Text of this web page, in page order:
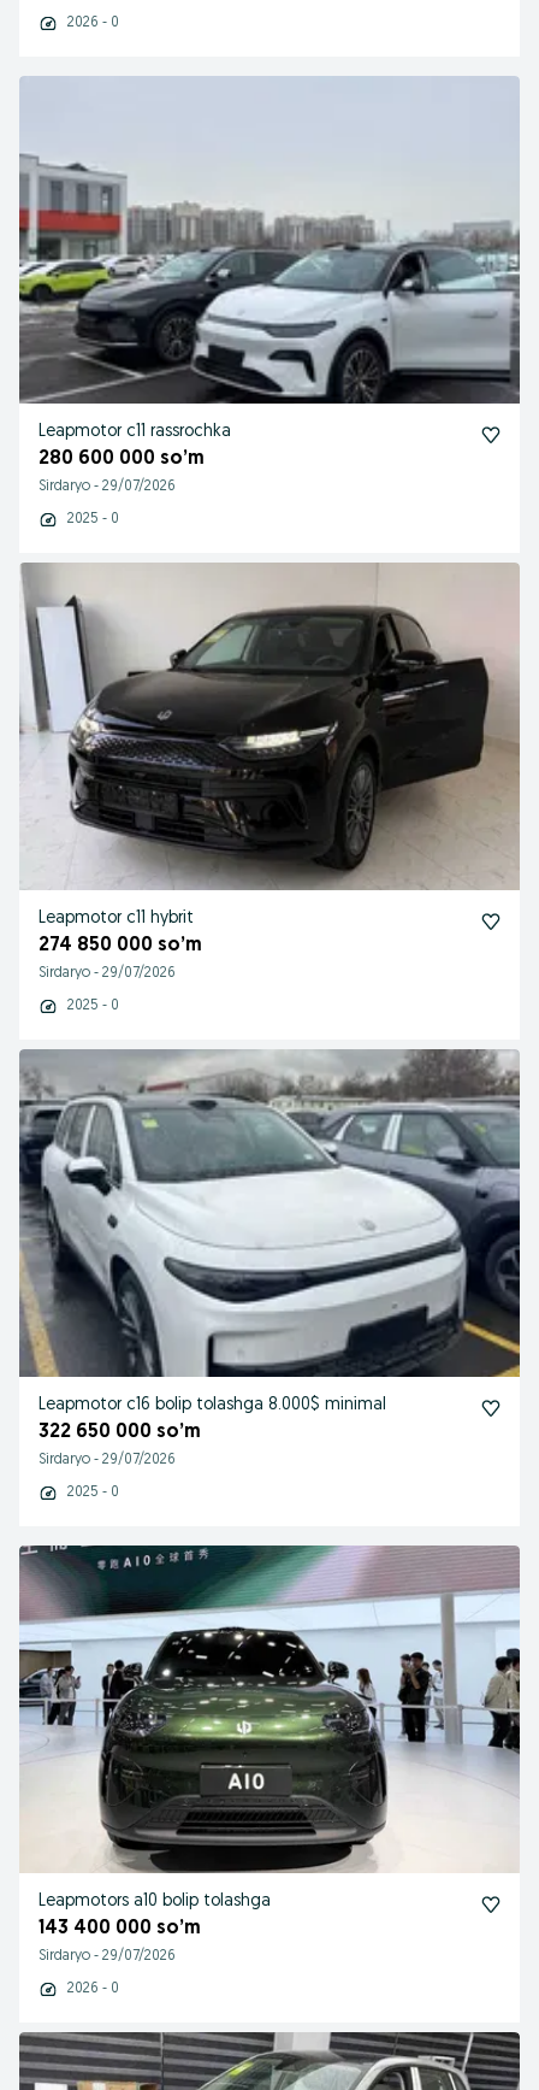
2026 - 0
Leapmotor c11 rassrochka
280 600 000 so’m
Sirdaryo - 29/07/2026
2025 - 0
Leapmotor c11 hybrit
274 850 000 so’m
Sirdaryo - 29/07/2026
2025 - 0
Leapmotor c16 bolip tolashga 8.000$ minimal
322 650 000 so’m
Sirdaryo - 29/07/2026
2025 - 0
Leapmotors a10 bolip tolashga
143 400 000 so’m
Sirdaryo - 29/07/2026
2026 - 0